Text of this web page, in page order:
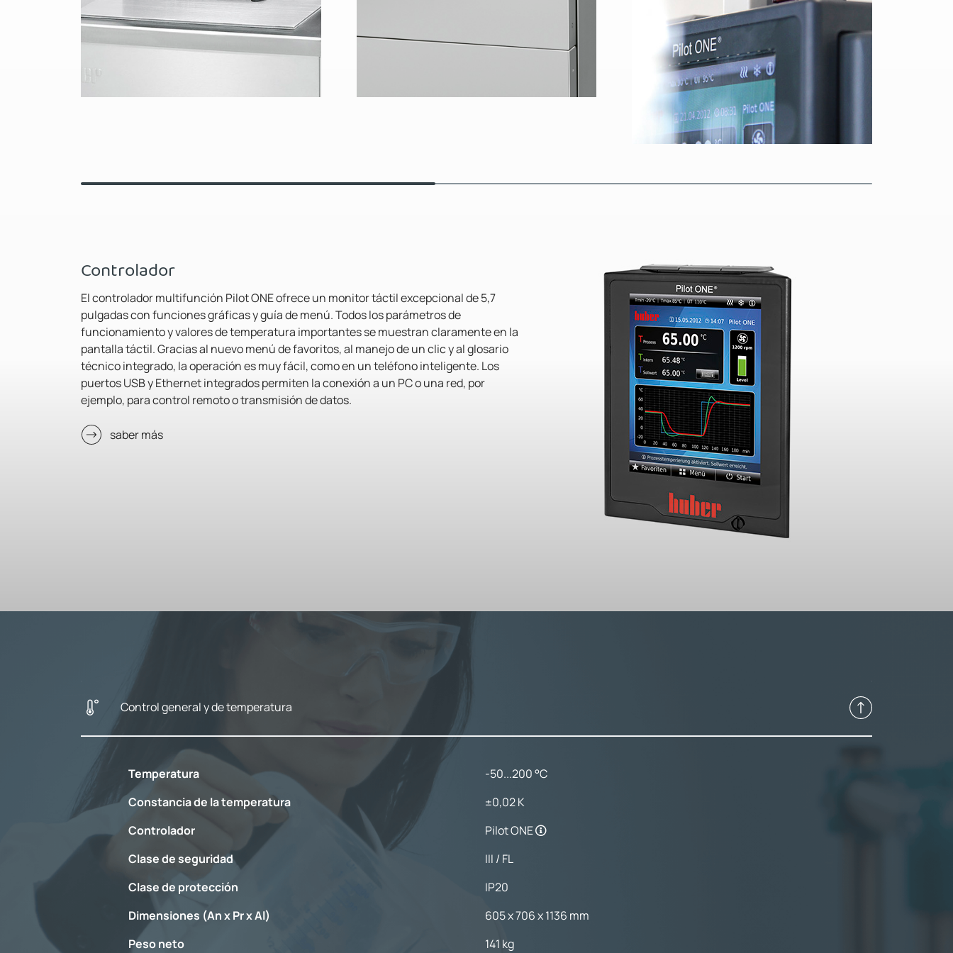
Controlador
El controlador multifunción Pilot ONE ofrece un monitor táctil excepcional de 5,7
pulgadas con funciones gráficas y guía de menú. Todos los parámetros de
funcionamiento y valores de temperatura importantes se muestran claramente en la
pantalla táctil. Gracias al nuevo menú de favoritos, al manejo de un clic y al glosario
técnico integrado, la operación es muy fácil, como en un teléfono inteligente. Los
puertos USB y Ethernet integrados permiten la conexión a un PC o una red, por
ejemplo, para control remoto o transmisión de datos.
saber más
Control general y de temperatura
Temperatura
-50...200 °C
Constancia de la temperatura
±0,02 K
Controlador
Pilot ONE
Clase de seguridad
III / FL
Clase de protección
IP20
Dimensiones (An x Pr x Al)
605 x 706 x 1136 mm
Peso neto
141 kg